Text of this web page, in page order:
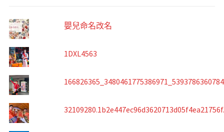
嬰兒命名改名
1DXL4563